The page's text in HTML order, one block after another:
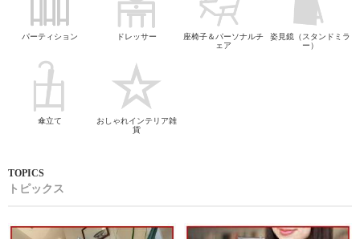
パーティション ドレッサー
座椅子＆パーソナルチ
ェア
姿見鏡（スタンドミラ
ー）
傘立て
おしゃれインテリア雑
貨
トピックス